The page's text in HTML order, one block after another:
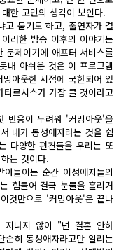
한 고민의 생각이 보인다.
고 묻기도 하고, 출연자가 결
러한 방송 이후의 이야기는
문제이기에 애프터 서비스를
내 아쉬운 것은 이 프로그램
아웃한 시점에 국한되어 있
르시스가 가장 클 것이라고
반응이 두려워 '커밍아웃'을
내가 동성애자라는 것을 쉽
다양한 편견들을 우리는 또
는 것이다.
들이는 순간 이성애자들의
힘들어 결국 눈물을 흘리거
것만으로 '커밍아웃'은 끝나
지나지 않아 "넌 결혼 안하
히 동성애자라고만 알리는